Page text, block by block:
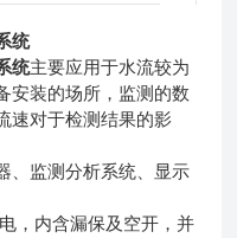
统
统主要应用于水流较为
安装的场所，监测的数
速对于检测结果的影
监测分析系统、显示
内含漏保及空开，并